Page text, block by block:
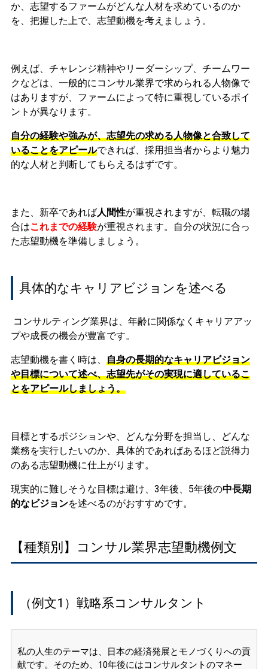
か、志望するファームがどんな人材を求めているのか
を、把握した上で、志望動機を考えましょう。
例えば、チャレンジ精神やリーダーシップ、チームワー
クなどは、一般的にコンサル業界で求められる人物像で
はありますが、ファームによって特に重視しているポイ
ントが異なります。
自分の経験や強みが、志望先の求める人物像と合致して
いることをアピールできれば、採用担当者からより魅力
的な人材と判断してもらえるはずです。
また、新卒であれば人間性が重視されますが、転職の場
合はこれまでの経験が重視されます。自分の状況に合っ
た志望動機を準備しましょう。
具体的なキャリアビジョンを述べる
コンサルティング業界は、年齢に関係なくキャリアアッ
プや成長の機会が豊富です。
志望動機を書く時は、 自身の長期的なキャリアビジョン
や目標について述べ、志望先がその実現に適しているこ
とをアピールしましょう。
目標とするポジションや、どんな分野を担当し、どんな
業務を実行したいのか、具体的であればあるほど説得力
のある志望動機に仕上がります。
現実的に難しそうな目標は避け、3年後、5年後の中長期
的なビジョンを述べるのがおすすめです。
【種類別】コンサル業界志望動機例文
（例文1）戦略系コンサルタント
私の人生のテーマは、日本の経済発展とモノづくりへの貢
献です。そのため、10年後にはコンサルタントのマネー